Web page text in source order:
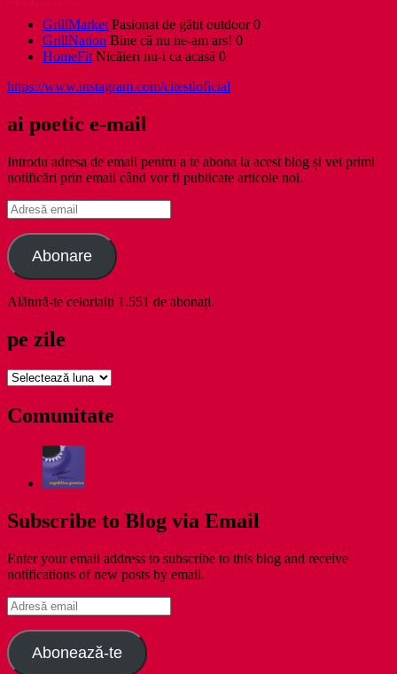
GrillMarket Pasionat de gătit outdoor 0
GrillNation Bine că nu ne-am ars! 0
HomeFit Nicăieri nu-i ca acasă 0
https://www.instagram.com/citestioficial
ai poetic e-mail
Introdu adresa de email pentru a te abona la acest blog și vei primi
notificări prin email când vor fi publicate articole noi.
Adresă
email
Abonare
Alătură-te celorlalți 1.551 de abonați.
pe zile
pe
Comunitate
Subscribe to Blog via Email
Enter your email address to subscribe to this blog and receive
notifications of new posts by email.
Adresă
email
Abonează-te